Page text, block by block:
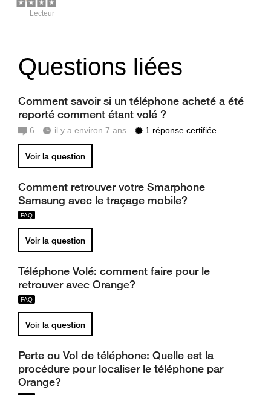
Lecteur
Questions liées
Comment savoir si un téléphone acheté a été
reporté comment étant volé ?
6 il y a environ 7 ans 1 réponse certifiée
Voir la question
Comment retrouver votre Smarphone
Samsung avec le traçage mobile?
Voir la question
Téléphone Volé: comment faire pour le
retrouver avec Orange?
Voir la question
Perte ou Vol de téléphone: Quelle est la
procédure pour localiser le téléphone par
Orange?